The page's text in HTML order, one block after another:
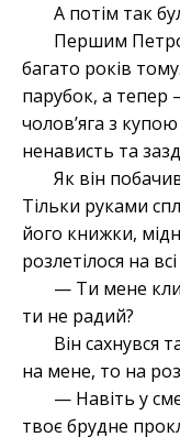
А потім так
Першим Петро
багато років
парубок, а тепер
чолов’яга з
ненависть та
Як він
Тільки руками
його книжки,
розлетілося на
— Ти мене
ти не радий?
Він сахнувся
на мене, то на
— Навіть у
твоє брудне